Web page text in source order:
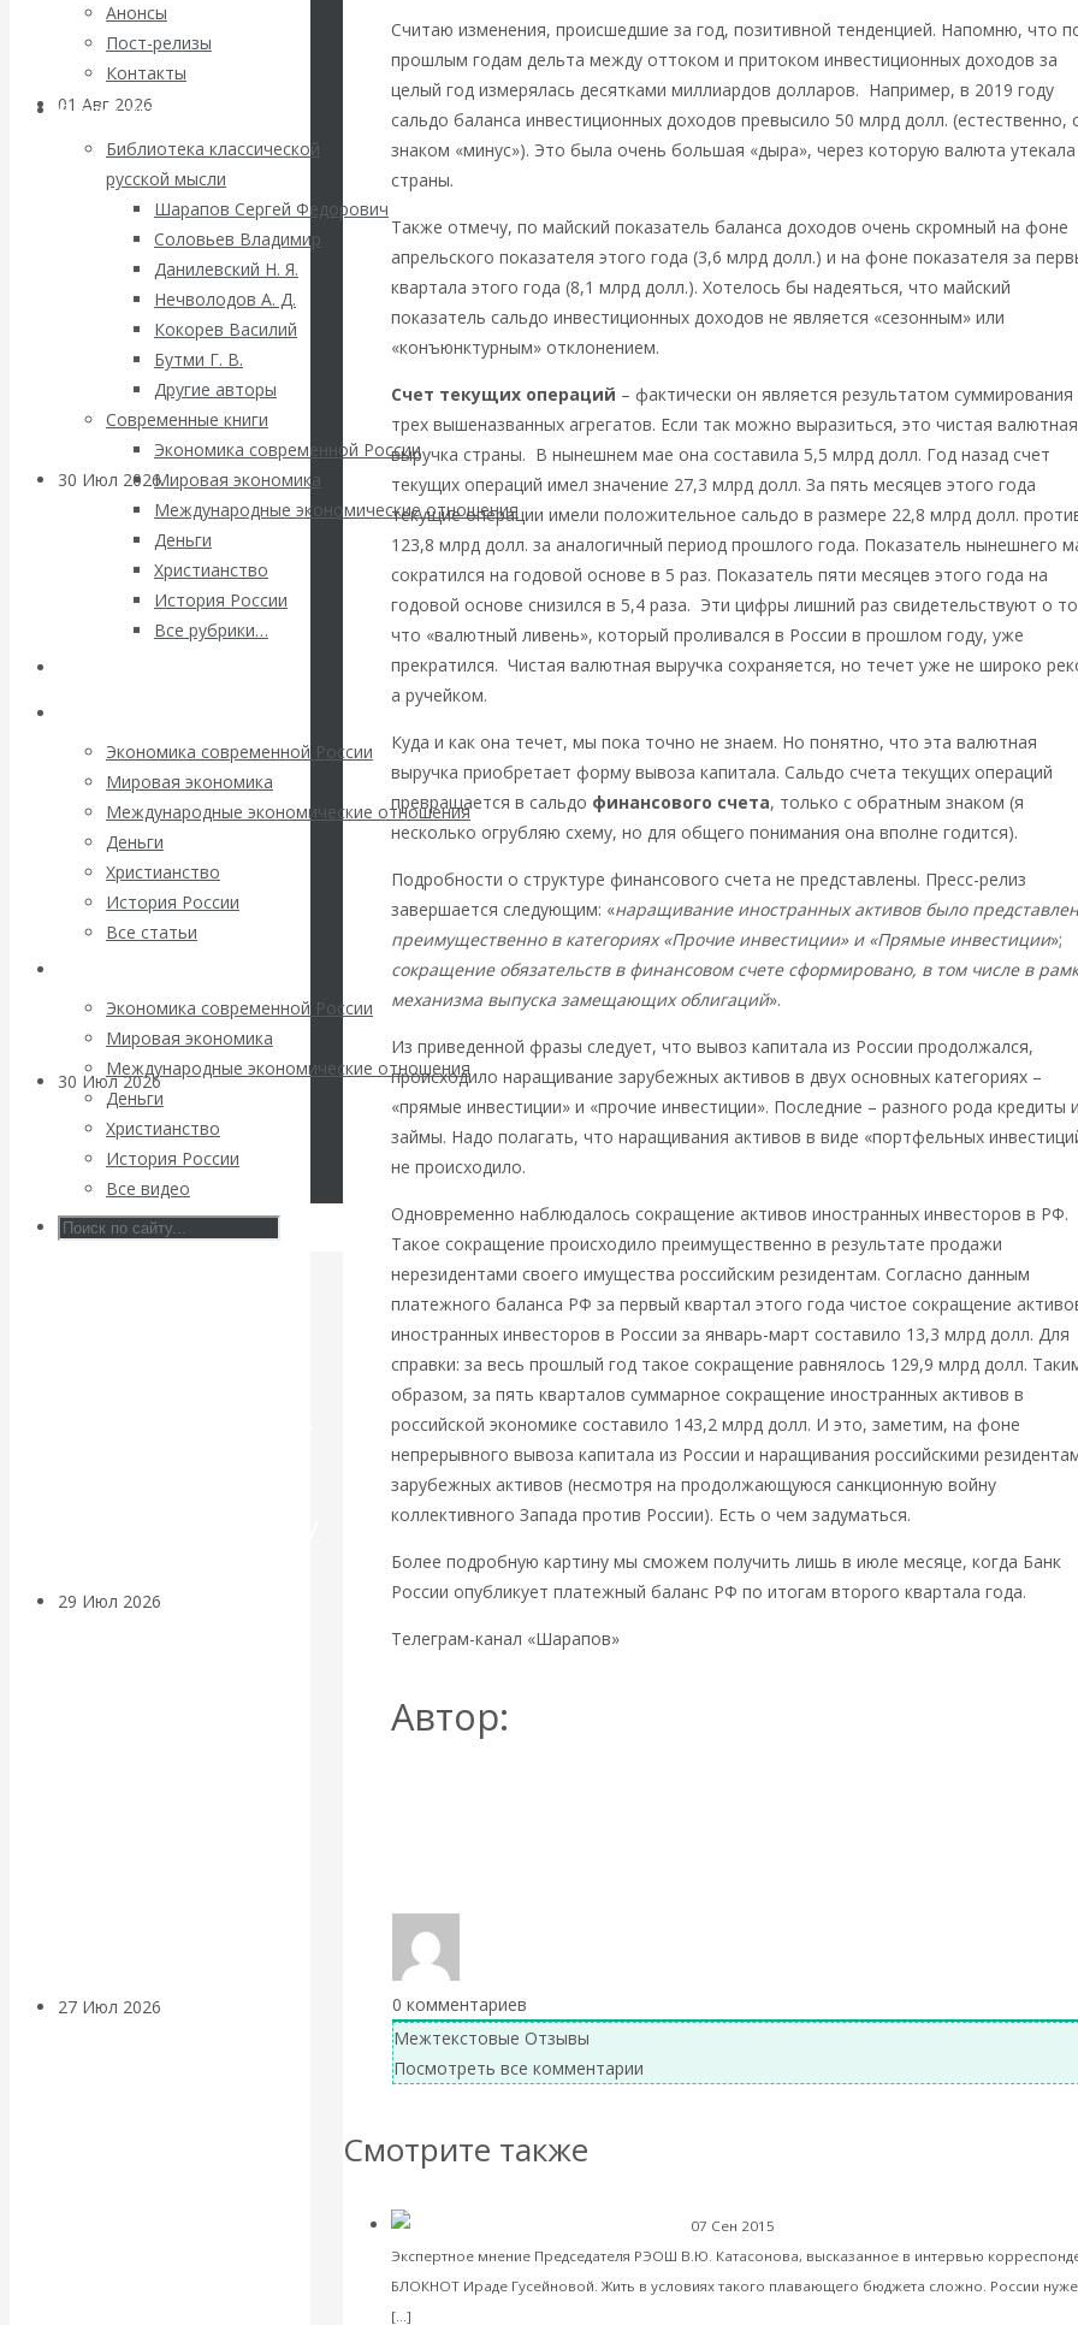
Анонсы
Пост-релизы
Контакты
Библиотека
Библиотека классической
русской мысли
Шарапов Сергей Федорович
Соловьев Владимир
Данилевский Н. Я.
Нечволодов А. Д.
Кокорев Василий
Бутми Г. В.
Другие авторы
Современные книги
Экономика современной России
Мировая экономика
Международные экономические отношения
Деньги
Христианство
История России
Все рубрики…
Экономика современной России
Мировая экономика
Международные экономические отношения
Деньги
Христианство
История России
Все статьи
Экономика современной России
Мировая экономика
Международные экономические отношения
Деньги
Христианство
История России
Все видео
счетов
01 Авг 2026
ВАлентин
Катасонов.
Саммит НАТО в
Турции: Drang
nach Osten
30 Июл 2026Банки
Валентин
Катасонов. Кто
финансовых
рынках?
Минфины хотят
быть главнее
Центробанков?
30 Июл 2026Цифровая
экономика
Валентин
Катасонов.
29 Июл 2026
27 Июл 2026
Считаю изменения, происшедшие за год, позитивной тенденцией. Напомню, что
прошлым годам дельта между оттоком и притоком инвестиционных доходов за
целый год измерялась десятками миллиардов долларов. Например, в 2019 году
сальдо баланса инвестиционных доходов превысило 50 млрд долл. (естественно,
знаком «минус»). Это была очень большая «дыра», через которую валюта утекала
страны.
Также отмечу, по майский показатель баланса доходов очень скромный на фоне
апрельского показателя этого года (3,6 млрд долл.) и на фоне показателя за
квартала этого года (8,1 млрд долл.). Хотелось бы надеяться, что майский
показатель сальдо инвестиционных доходов не является «сезонным» или
«конъюнктурным» отклонением.
Счет текущих операций – фактически он является результатом суммирования
трех вышеназванных агрегатов. Если так можно выразиться, это чистая валютная
выручка страны. В нынешнем мае она составила 5,5 млрд долл. Год назад счет
текущих операций имел значение 27,3 млрд долл. За пять месяцев этого года
текущие операции имели положительное сальдо в размере 22,8 млрд долл.
123,8 млрд долл. за аналогичный период прошлого года. Показатель нынешнего
сократился на годовой основе в 5 раз. Показатель пяти месяцев этого года на
годовой основе снизился в 5,4 раза. Эти цифры лишний раз свидетельствуют о
что «валютный ливень», который проливался в России в прошлом году, уже
прекратился. Чистая валютная выручка сохраняется, но течет уже не широко
а ручейком.
Куда и как она течет, мы пока точно не знаем. Но понятно, что эта валютная
выручка приобретает форму вывоза капитала. Сальдо счета текущих операций
превращается в сальдо финансового счета, только с обратным знаком (я
несколько огрубляю схему, но для общего понимания она вполне годится).
Подробности о структуре финансового счета не представлены. Пресс-релиз
завершается следующим: «наращивание иностранных активов было
преимущественно в категориях «Прочие инвестиции» и «Прямые инвестиции»;
сокращение обязательств в финансовом счете сформировано, в том числе в
механизма выпуска замещающих облигаций».
Из приведенной фразы следует, что вывоз капитала из России продолжался,
происходило наращивание зарубежных активов в двух основных категориях –
«прямые инвестиции» и «прочие инвестиции». Последние – разного рода кредиты и
займы. Надо полагать, что наращивания активов в виде «портфельных
не происходило.
Одновременно наблюдалось сокращение активов иностранных инвесторов в РФ.
Такое сокращение происходило преимущественно в результате продажи
нерезидентами своего имущества российским резидентам. Согласно данным
платежного баланса РФ за первый квартал этого года чистое сокращение
иностранных инвесторов в России за январь-март составило 13,3 млрд долл. Для
справки: за весь прошлый год такое сокращение равнялось 129,9 млрд долл.
образом, за пять кварталов суммарное сокращение иностранных активов в
российской экономике составило 143,2 млрд долл. И это, заметим, на фоне
непрерывного вывоза капитала из России и наращивания российскими
зарубежных активов (несмотря на продолжающуюся санкционную войну
коллективного Запада против России). Есть о чем задуматься.
Более подробную картину мы сможем получить лишь в июле месяце, когда Банк
России опубликует платежный баланс РФ по итогам второго квартала года.
Телеграм-канал «Шарапов»
Автор:
0 комментариев
Межтекстовые Отзывы
Посмотреть все комментарии
Смотрите также
07 Сен 2015
Экспертное мнение Председателя РЭОШ В.Ю. Катасонова, высказанное в интервью
БЛОКНОТ Ираде Гусейновой. Жить в условиях такого плавающего бюджета сложно. России
[…]